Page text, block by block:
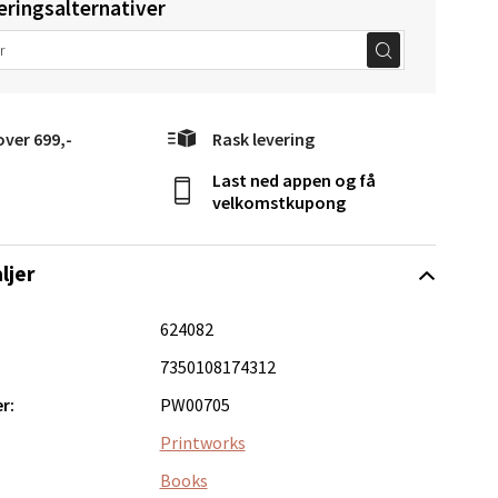
699,- Rask levering
Last ned appen og få
velkomstkupong
624082
7350108174312
PW00705
Printworks
Books